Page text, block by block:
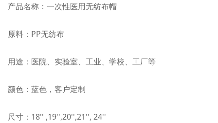
产品名称：一次性医用无纺布帽
原料：PP无纺布
用途：医院、实验室、工业、学校、工厂等
颜色：蓝色，客户定制
尺寸：18'' ,19'',20'',21'', 24''